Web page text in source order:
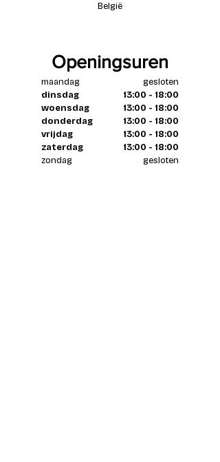
België
Openingsuren
gesloten
13:00 - 18:00
13:00 - 18:00
13:00 - 18:00
13:00 - 18:00
13:00 - 18:00
gesloten
maandag
dinsdag
woensdag
donderdag
vrijdag
zaterdag
zondag